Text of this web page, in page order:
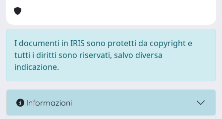
I documenti in IRIS sono protetti da copyright e
tutti i diritti sono riservati, salvo diversa
indicazione.
Informazioni